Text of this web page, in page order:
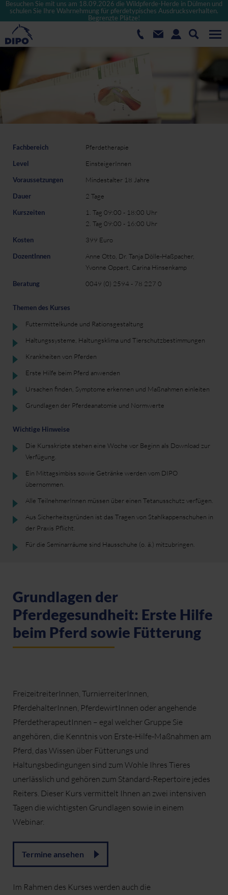
Besuchen Sie mit uns am 18.09.2026 die Wildpferde-Herde in Dülmen und
schulen Sie Ihre Wahrnehmung für pferdetypisches Ausdrucksverhalten.
Begrenzte Plätze!
Fachbereich
Pferdetherapie
Level
EinsteigerInnen
Voraussetzungen
Mindestalter 18 Jahre
Dauer
2 Tage
Kurszeiten
1. Tag 09:00 - 18:00 Uhr
2. Tag 09:00 - 16:00 Uhr
Kosten
399 Euro
DozentInnen
Anne Otto, Dr. Tanja Dölle-Haßpacher,
Yvonne Oppert, Carina Hinsenkamp
Beratung
0049 (0) 2594 - 78 227 0
Themen des Kurses
Futtermittelkunde und Rationsgestaltung
Haltungssysteme, Haltungsklima und Tierschutzbestimmungen
Krankheiten von Pferden
Erste Hilfe beim Pferd anwenden
Ursachen finden, Symptome erkennen und Maßnahmen einleiten
Grundlagen der Pferdeanatomie und Normwerte
Wichtige Hinweise
Die Kursskripte stehen eine Woche vor Beginn als Download zur
Verfügung.
Ein Mittagsimbiss sowie Getränke werden vom DIPO
übernommen.
Alle TeilnehmerInnen müssen über einen Tetanusschutz verfügen.
Aus Sicherheitsgründen ist das Tragen von Stahlkappenschuhen in
der Praxis Pflicht.
Für die Seminarräume sind Hausschuhe (o. ä.) mitzubringen.
Grundlagen der
Pferdegesundheit: Erste Hilfe
beim Pferd sowie Fütterung
FreizeitreiterInnen, TurnierreiterInnen,
PferdehalterInnen, PferdewirtInnen oder angehende
PferdetherapeutInnen – egal welcher Gruppe Sie
angehören, die Kenntnis von Erste-Hilfe-Maßnahmen am
Pferd, das Wissen über Fütterungs und
Haltungsbedingungen sind zum Wohle Ihres Tieres
unerlässlich und gehören zum Standard-Repertoire jedes
Reiters. Dieser Kurs vermittelt Ihnen an zwei intensiven
Tagen die wichtigsten Grundlagen sowie in einem
Webinar.
Termine ansehen
Im Rahmen des Kurses werden auch die